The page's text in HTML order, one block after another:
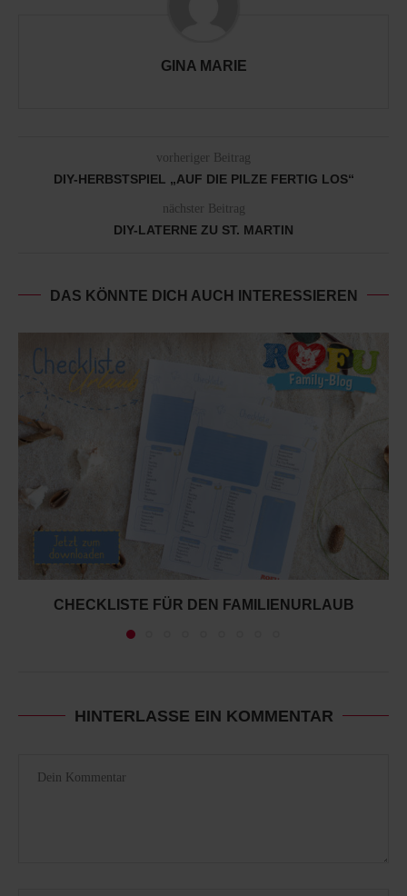
GINA MARIE
vorheriger Beitrag
DIY-HERBSTSPIEL „AUF DIE PILZE FERTIG LOS“
nächster Beitrag
DIY-LATERNE ZU ST. MARTIN
DAS KÖNNTE DICH AUCH INTERESSIEREN
CHECKLISTE FÜR DEN FAMILIENURLAUB
HINTERLASSE EIN KOMMENTAR